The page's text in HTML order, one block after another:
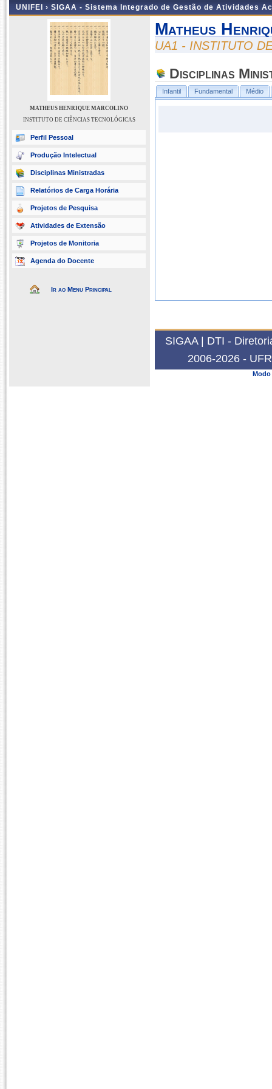
UNIFEI › SIGAA - Sistema Integrado de Gestão de Atividades
MATHEUS HENRIQUE MARCOLINO
INSTITUTO DE CIÊNCIAS TECNOLÓGICAS
Perfil Pessoal
Produção Intelectual
Disciplinas Ministradas
Relatórios de Carga Horária
Projetos de Pesquisa
Atividades de Extensão
Projetos de Monitoria
Agenda do Docente
Ir ao Menu Principal
Matheus
UA1 - INSTITUTO
Disciplinas
Infantil Fundamental Médio
SIGAA | DTI -
2006-2026 -
Modo